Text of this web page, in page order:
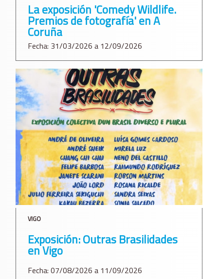
La exposición 'Comedy Wildlife.
Premios de fotografía' en A
Coruña
Fecha: 31/03/2026 a 12/09/2026
VIGO
Exposición: Outras Brasilidades
en Vigo
Fecha: 07/08/2026 a 11/09/2026